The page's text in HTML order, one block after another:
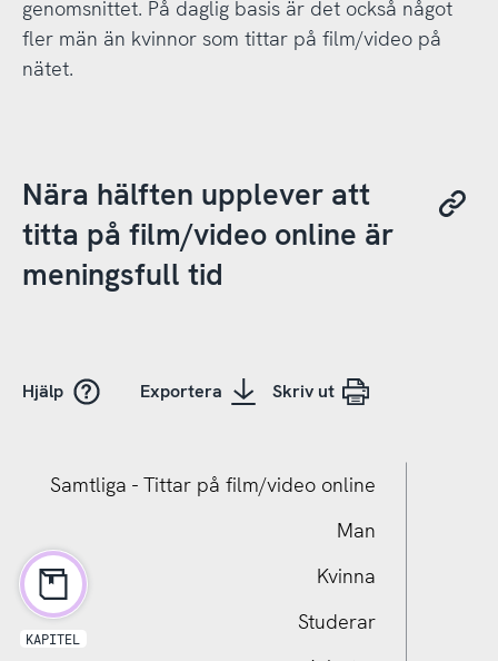
genomsnittet. På daglig basis är det också något
fler män än kvinnor som tittar på film/video på
nätet.
Nära hälften upplever att
titta på film/video online är
meningsfull tid
Hjälp Exportera Skriv ut
Studerar
Kvinna
Man
Samtliga - Tittar på film/video online
KAPITEL